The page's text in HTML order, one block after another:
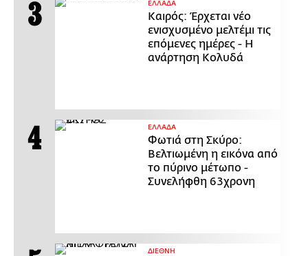
ΕΛΛΑΔΑ
Καιρός: Έρχεται νέο
ενισχυσμένο μελτέμι τις
επόμενες ημέρες - Η
ανάρτηση Κολυδά
ΕΛΛΑΔΑ
Φωτιά στη Σκύρο:
Βελτιωμένη η εικόνα από
το πύρινο μέτωπο -
Συνελήφθη 63χρονη
ΔΙΕΘΝΗ